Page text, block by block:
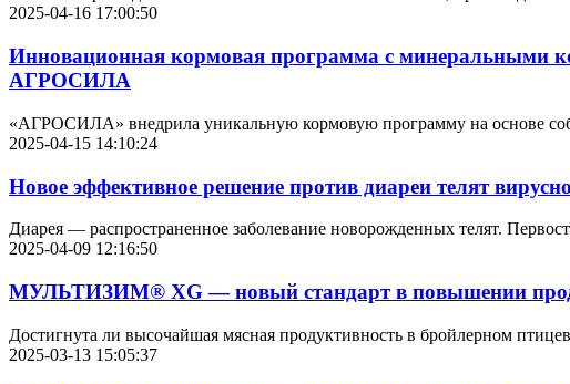
2025-04-16 17:00:50
Инновационная кормовая программа с минеральными
АГРОСИЛА
«АГРОСИЛА» внедрила уникальную кормовую программу на основе
2025-04-15 14:10:24
Новое эффективное решение против диареи телят
Диарея — распространенное заболевание новорожденных телят.
2025-04-09 12:16:50
МУЛЬТИЗИМ® XG — новый стандарт в повышении
Достигнута ли высочайшая мясная продуктивность в бройлерном
2025-03-13 15:05:37